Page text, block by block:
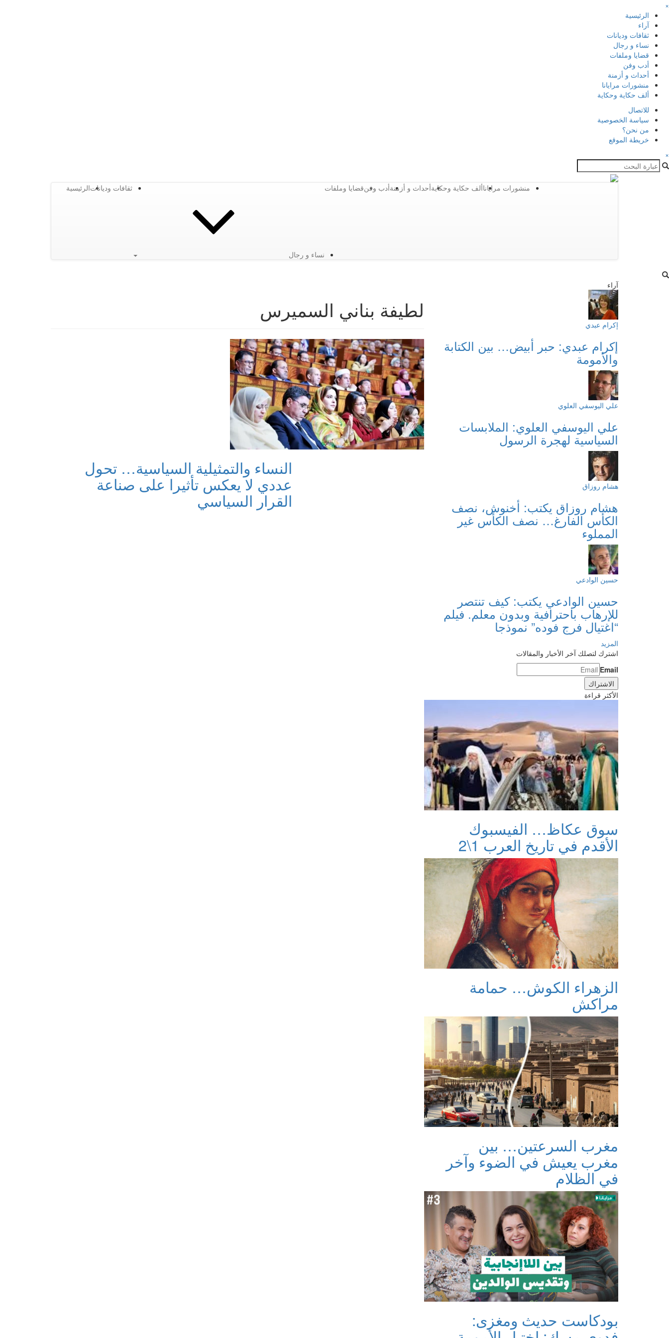
×
الرئيسية
آراء
ثقافات وديانات
نساء و رجال
قضايا وملفات
أدب وفن
أحداث و أزمنة
منشورات مرايانا
ألف حكاية وحكاية
للاتصال
سياسة الخصوصية
من نحن؟
خريطة الموقع
×
الرئيسيةثقافات وديانات
نساء و رجال
قضايا وملفاتأدب وفنأحداث و أزمنةألف حكاية وحكايةمنشورات مرايانا
لطيفة بناني السميرس
النساء والتمثيلية السياسية… تحول
عددي لا يعكس تأثيرا على صناعة
القرار السياسي
آراء
إكرام عبدي
إكرام عبدي: حبر أبيض… بين الكتابة
والأمومة
علي اليوسفي العلوي
علي اليوسفي العلوي: الملابسات
السياسية لهجرة الرسول
هشام روزاق
هشام روزاق يكتب: أخنوش، نصف
الكأس الفارغ… نصف الكأس غير
المملوء
حسين الوادعي
حسين الوادعي يكتب: كيف تنتصر
للإرهاب باحترافية وبدون معلم. فيلم
“اغتيال فرج فوده” نموذجا
المزيد
اشترك لتصلك آخر الأخبار والمقالات
Email
الأكثر قراءة
سوق عكاظ… الفيسبوك
الأقدم في تاريخ العرب 1\2
الزهراء الكوش… حمامة
مراكش
مغرب السرعتين… بين
مغرب يعيش في الضوء وآخر
في الظلام
بودكاست حديث ومغزى: